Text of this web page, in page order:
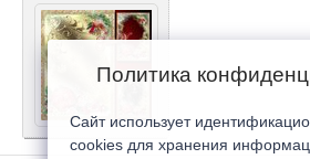
Политика
Сайт использует
cookies для хранения